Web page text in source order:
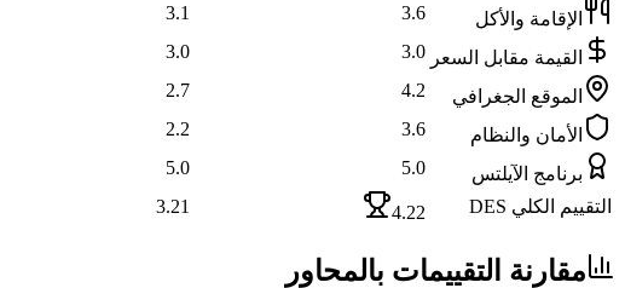
الإقامة والأكل 3.6
3.1
القيمة مقابل السعر 3.0
3.0
الموقع الجغرافي 4.2
2.7
الأمان والنظام 3.6
2.2
برنامج الآيلتس 5.0
5.0
التقييم الكلي DES
4.22
3.21
مقارنة التقييمات بالمحاور